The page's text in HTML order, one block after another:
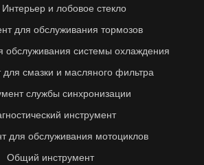
Интерьер и лобовое стекло
для обслуживания тормозов
обслуживания системы охлаждения
для смазки и масляного фильтра
службы синхронизации
инструмент
для обслуживания мотоциклов
Общий инструмент